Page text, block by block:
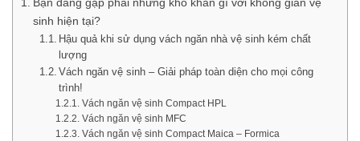
sinh hiện tại?
Hậu quả khi sử dụng vách ngăn nhà vệ sinh kém chất
lượng
Vách ngăn vệ sinh – Giải pháp toàn diện cho mọi công
trình!
Vách ngăn vệ sinh Compact HPL
Vách ngăn vệ sinh MFC
Vách ngăn vệ sinh Compact Maica – Formica